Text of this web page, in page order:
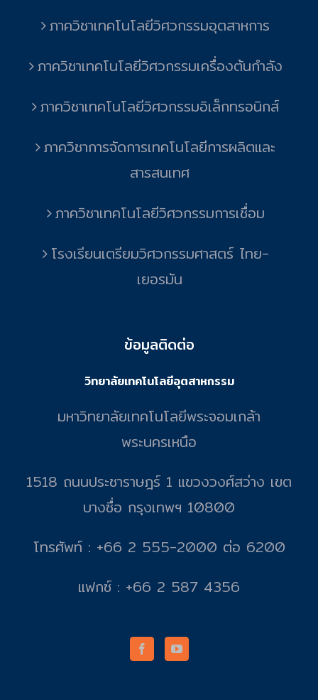
ภาควิชาเทคโนโลยีวิศวกรรมอุตสาหการ
ภาควิชาเทคโนโลยีวิศวกรรมเครื่องต้นกำลัง
ภาควิชาเทคโนโลยีวิศวกรรมอิเล็กทรอนิกส์
ภาควิชาการจัดการเทคโนโลยีการผลิตและ
สารสนเทศ
ภาควิชาเทคโนโลยีวิศวกรรมการเชื่อม
โรงเรียนเตรียมวิศวกรรมศาสตร์ ไทย-
เยอรมัน
ข้อมูลติดต่อ
วิทยาลัยเทคโนโลยีอุตสาหกรรม
มหาวิทยาลัยเทคโนโลยีพระจอมเกล้า
พระนครเหนือ
1518 ถนนประชาราษฎร์ 1 แขวงวงศ์สว่าง เขต
บางซื่อ กรุงเทพฯ 10800
โทรศัพท์ : +66 2 555-2000 ต่อ 6200
แฟกซ์ : +66 2 587 4356